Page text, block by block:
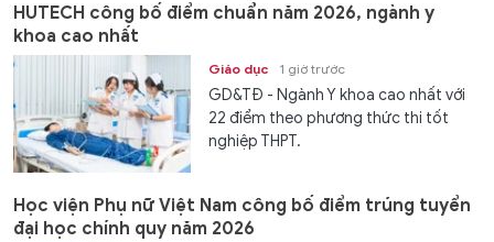
HUTECH công bố điểm chuẩn năm 2026, ngành y
khoa cao nhất
Giáo dục 1 giờ trước
GD&TĐ - Ngành Y khoa cao nhất với
22 điểm theo phương thức thi tốt
nghiệp THPT.
Học viện Phụ nữ Việt Nam công bố điểm trúng tuyển
đại học chính quy năm 2026